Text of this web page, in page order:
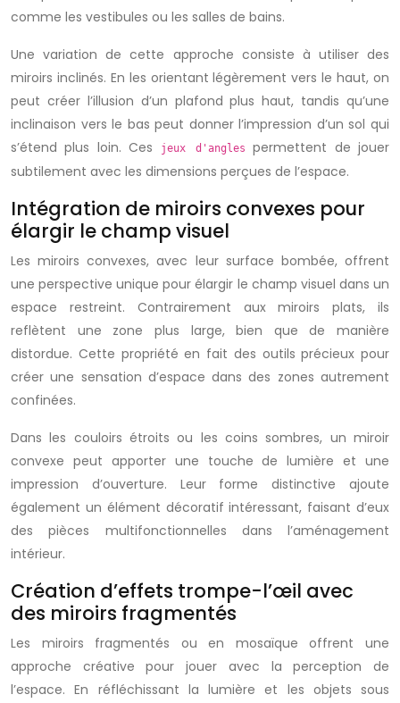
comme les vestibules ou les salles de bains.
Une variation de cette approche consiste à utiliser des
miroirs inclinés. En les orientant légèrement vers le haut, on
peut créer l’illusion d’un plafond plus haut, tandis qu’une
inclinaison vers le bas peut donner l’impression d’un sol qui
s’étend plus loin. Ces
jeux d'angles
permettent de jouer
subtilement avec les dimensions perçues de l’espace.
Intégration de miroirs convexes pour
élargir le champ visuel
Les miroirs convexes, avec leur surface bombée, offrent
une perspective unique pour élargir le champ visuel dans un
espace restreint. Contrairement aux miroirs plats, ils
reflètent une zone plus large, bien que de manière
distordue. Cette propriété en fait des outils précieux pour
créer une sensation d’espace dans des zones autrement
confinées.
Dans les couloirs étroits ou les coins sombres, un miroir
convexe peut apporter une touche de lumière et une
impression d’ouverture. Leur forme distinctive ajoute
également un élément décoratif intéressant, faisant d’eux
des pièces multifonctionnelles dans l’aménagement
intérieur.
Création d’effets trompe-l’œil avec
des miroirs fragmentés
Les miroirs fragmentés ou en mosaïque offrent une
approche créative pour jouer avec la perception de
l’espace. En réfléchissant la lumière et les objets sous